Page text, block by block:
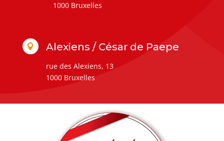
1000 Bruxelles
 Alexiens / César de Paepe
rue des Alexiens, 13
1000 Bruxelles